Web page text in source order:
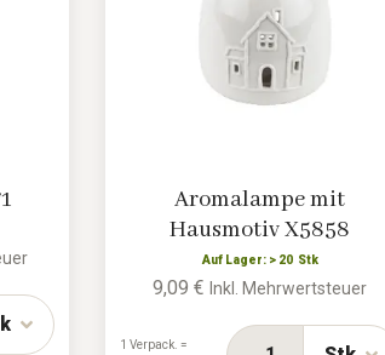
Aromalampe mit
Hausmotiv X5858
Auf Lager: > 20 Stk
9,09 € Inkl. Mehrwertsteuer
1 Verpack. =